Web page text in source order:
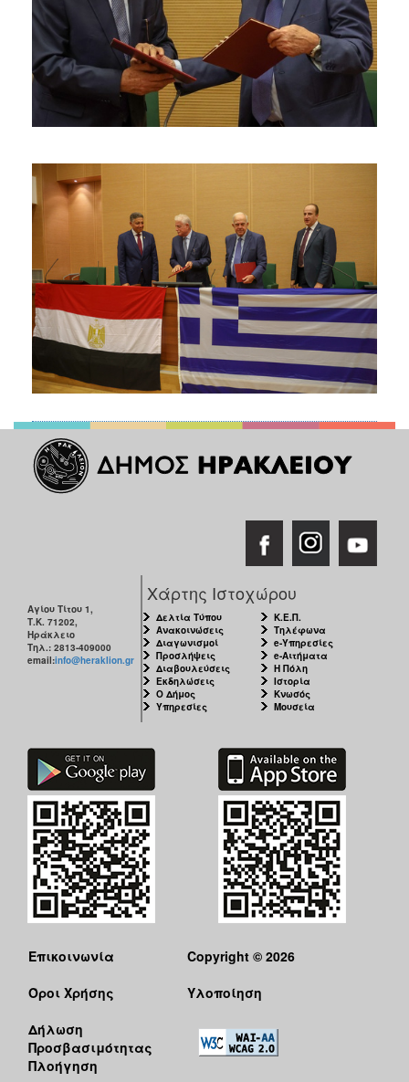
Αγίου Τίτου 1,
Τ.Κ. 71202,
Ηράκλειο
Τηλ.: 2813-409000
email:info@heraklion.gr
Χάρτης Ιστοχώρου
Δελτία Τύπου
Ανακοινώσεις
Διαγωνισμοί
Προσλήψεις
Διαβουλεύσεις
Εκδηλώσεις
Ο Δήμος
Υπηρεσίες
Κ.Ε.Π.
Τηλέφωνα
e-Υπηρεσίες
e-Αιτήματα
Η Πόλη
Ιστορία
Κνωσός
Μουσεία
Επικοινωνία
Όροι Χρήσης
Δήλωση
Προσβασιμότητας
Πλοήγηση
Copyright © 2026
Υλοποίηση